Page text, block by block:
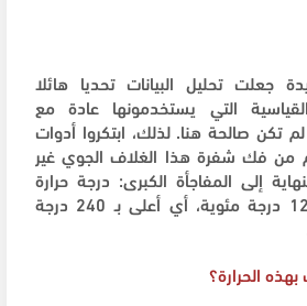
جعلت تحليل البيانات تحديا هائلا
التي يستخدمونها عادة مع
صالحة هنا. لذلك، ابتكروا أدوات
من فك شفرة هذا الغلاف الجوي غير
إلى المفاجأة الكبرى: درجة حرارة
الكوكب التي بلغت 126 درجة مئوية، أي أعلى بـ 240 درجة
الحرارة؟